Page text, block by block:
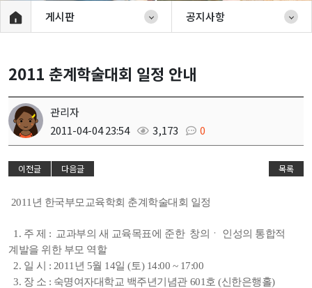
게시판 공지사항
2011 춘계학술대회 일정 안내
관리자
2011-04-04 23:54
3,173 0
이전글 다음글 목록
2011년 한국부모교육학회 춘계학술대회 일정
1. 주 제 : 교과부의 새 교육목표에 준한 창의ㆍ 인성의 통합적
계발을 위한 부모 역할
2. 일 시 : 2011년 5월 14일 (토) 14:00 ~ 17:00
3. 장 소 : 숙명여자대학교 백주년기념관 601호 (신한은행홀)